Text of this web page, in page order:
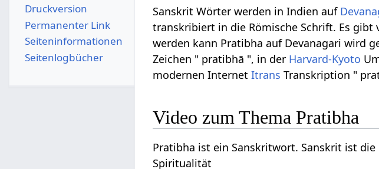
Sanskrit Wörter werden in Indien auf
transkribiert in die Römische Schrift. Es
werden kann Pratibha auf Devanagari wird
Zeichen " pratibhā ", in der Harvard-Kyoto
modernen InternetItrans Transkription "
Video zum Thema Pratibha
Pratibha ist ein Sanskritwort. Sanskrit ist
Spiritualität
Druckversion
Permanenter Link
Seiten­­informationen
Seitenlogbücher